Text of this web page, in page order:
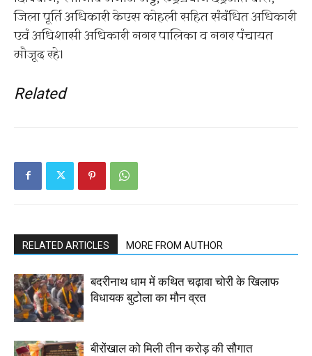
जिला पूर्ति अधिकारी केएस कोहली सहित संबंधित अधिकारी
एवं अधिशासी अधिकारी नगर पालिका व नगर पंचायत
मौजूद रहे।
Related
RELATED ARTICLES MORE FROM AUTHOR
बदरीनाथ धाम में कथित चढ़ावा चोरी के खिलाफ
विधायक बुटोला का मौन व्रत
बीरोंखाल को मिली तीन करोड़ की सौगात